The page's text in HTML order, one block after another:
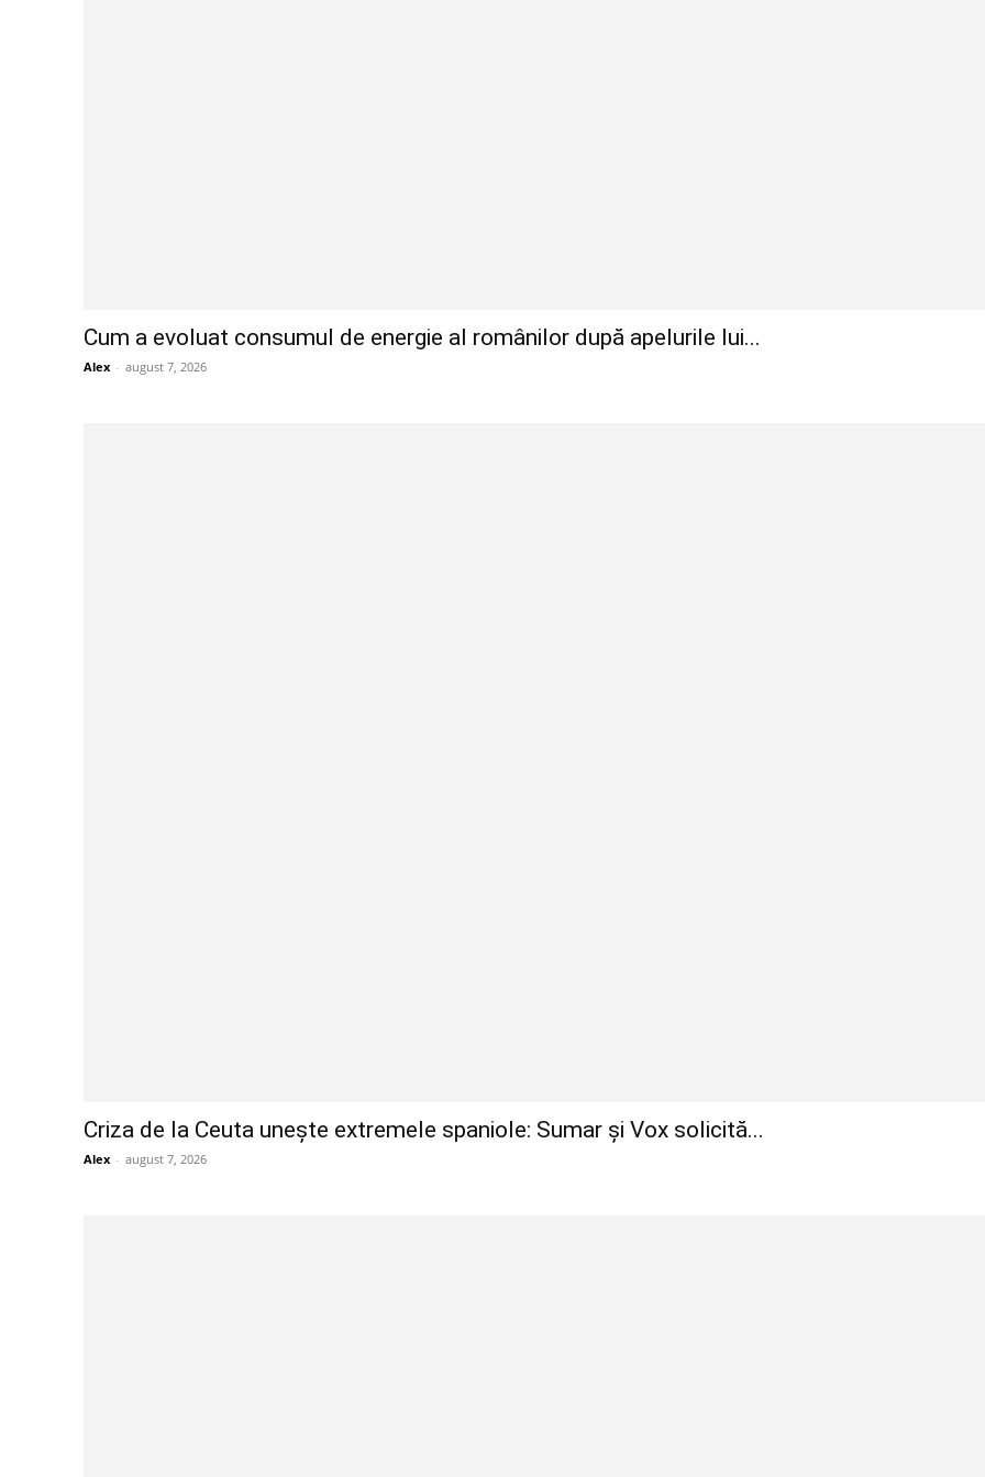
Cum a evoluat consumul de energie al românilor după apelurile lui...
Alex - august 7, 2026
Criza de la Ceuta unește extremele spaniole: Sumar și Vox solicită...
Alex - august 7, 2026